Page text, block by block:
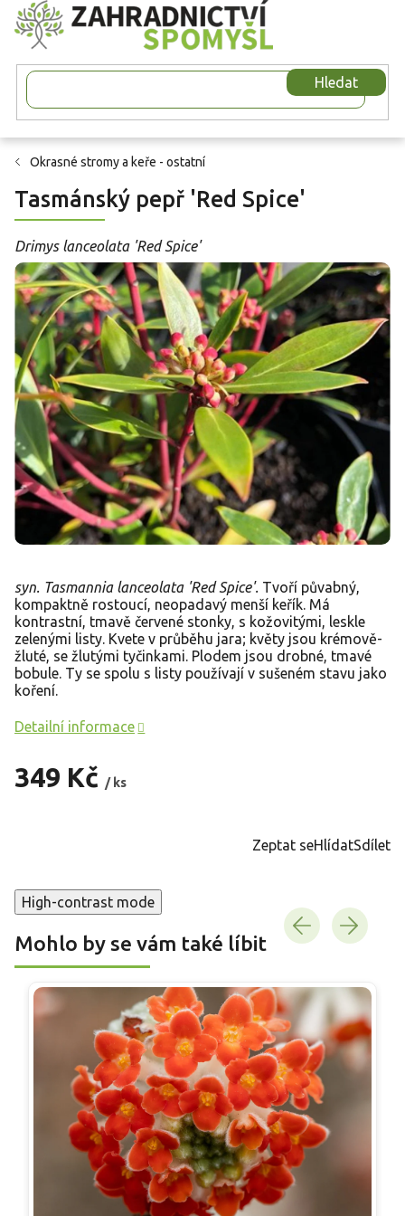
Přejít
na
obsah
Hledat
Okrasné stromy a keře - ostatní
Tasmánský pepř 'Red Spice'
Drimys lanceolata 'Red Spice'
349 Kč / ks
syn. Tasmannia lanceolata 'Red Spice'. Tvoří půvabný,
kompaktně rostoucí, neopadavý menší keřík. Má
kontrastní, tmavě červené stonky, s kožovitými, leskle
zelenými listy. Kvete v průběhu jara; květy jsou krémově-
žluté, se žlutými tyčinkami. Plodem jsou drobné, tmavé
bobule. Ty se spolu s listy používají v sušeném stavu jako
koření.
Detailní informace
Zeptat seHlídatSdílet
High-contrast mode
Mohlo by se vám také líbit